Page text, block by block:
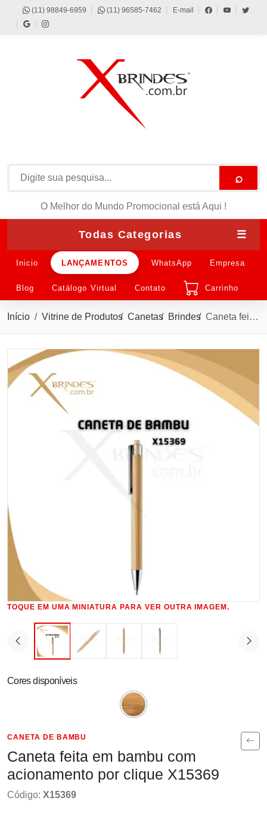
(11) 98849-6959 (11) 96585-7462 E-mail
⌕
O Melhor do Mundo Promocional está Aqui !
Todas Categorias ☰
Inicio LANÇAMENTOS WhatsApp Empresa
Blog Catálogo Virtual Contato Carrinho
Início Vitrine de Produtos Canetas Brindes Caneta feita em bambu com acionamento por clique X15369
TOQUE EM UMA MINIATURA PARA VER OUTRA IMAGEM.
Cores disponíveis
CANETA DE BAMBU
Caneta feita em bambu com
acionamento por clique X15369
Código: X15369